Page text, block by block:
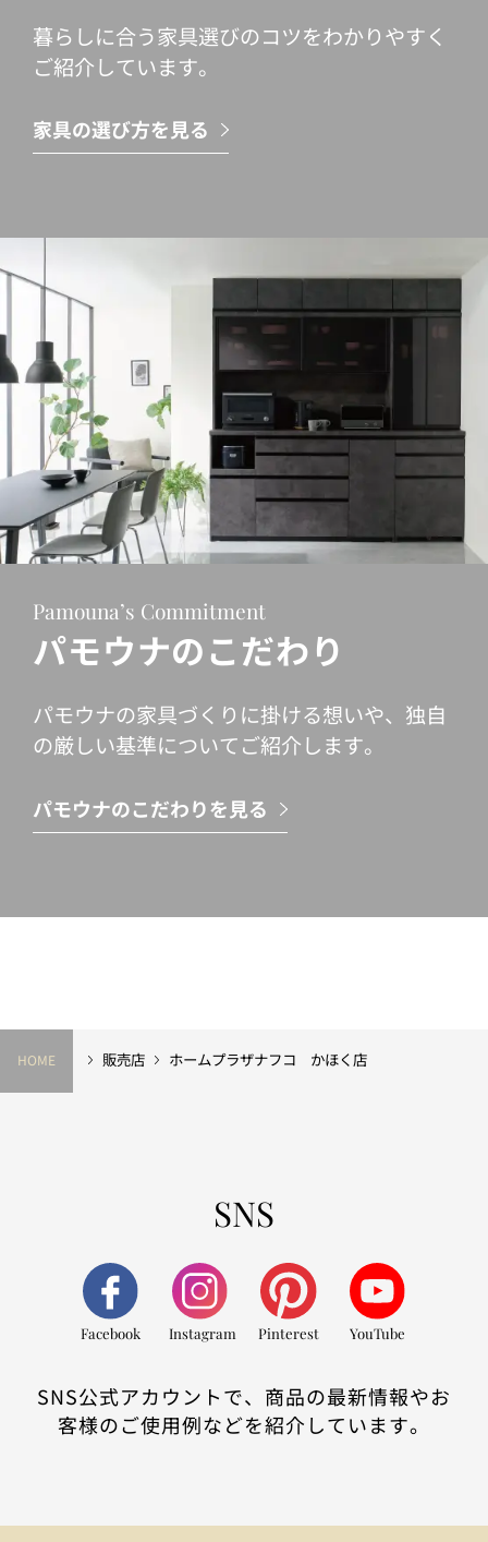
暮らしに合う家具選びのコツをわかりやすく
ご紹介しています。
家具の選び方を見る
Pamouna’s Commitment
パモウナのこだわり
パモウナの家具づくりに掛ける想いや、独自
の厳しい基準についてご紹介します。
パモウナのこだわりを見る
HOME 販売店 ホームプラザナフコ かほく店
SNS
Facebook Instagram Pinterest YouTube
SNS公式アカウントで、商品の最新情報やお
客様のご使用例などを紹介しています。